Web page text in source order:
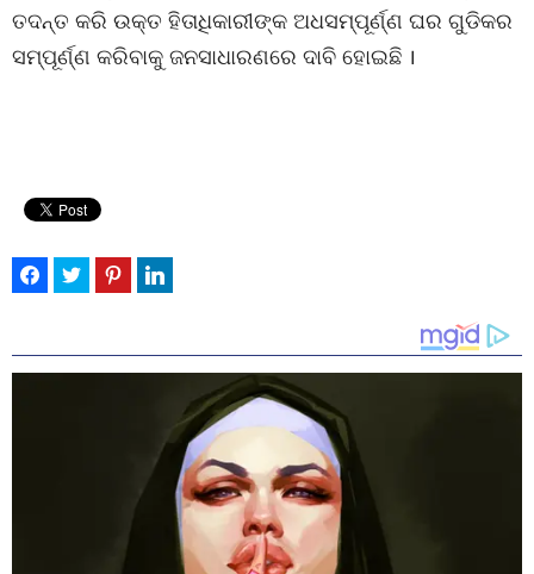
ତଦନ୍ତ କରି ଉକ୍ତ ହିତାଧିକାରୀଙ୍କ ଅଧସମ୍ପୂର୍ଣ୍ଣ ଘର ଗୁଡିକର
ସମ୍ପୂର୍ଣ୍ଣ କରିବାକୁ ଜନସାଧାରଣରେ ଦାବି ହୋଇଛି ।